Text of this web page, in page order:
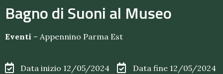
Bagno di Suoni al Museo
Eventi – Appennino Parma Est
Data inizio 12/05/2024
Data fine 12/05/2024